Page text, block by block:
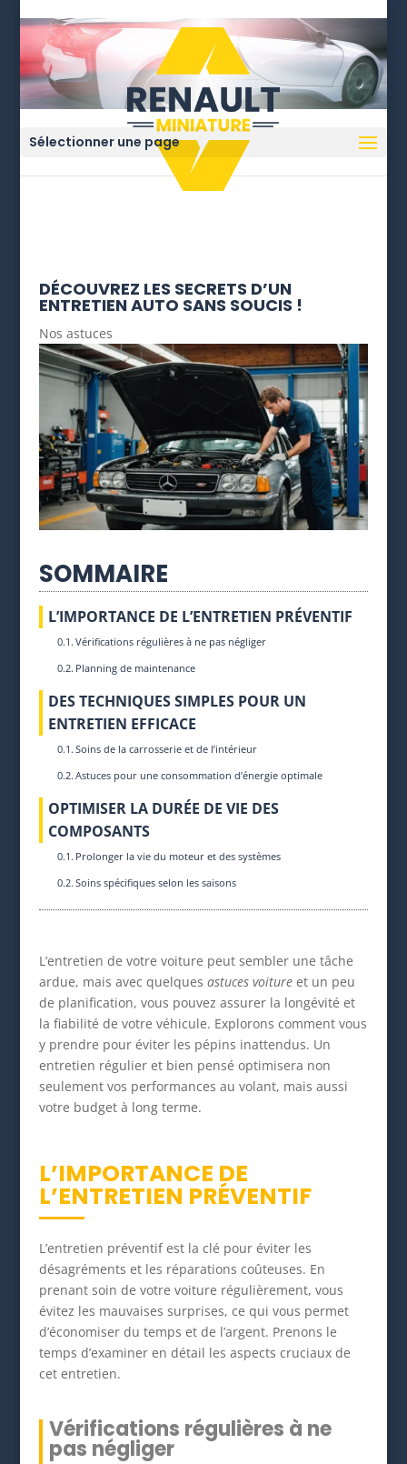
Sélectionner une page
DÉCOUVREZ LES SECRETS D’UN
ENTRETIEN AUTO SANS SOUCIS !
Nos astuces
SOMMAIRE
L’IMPORTANCE DE L’ENTRETIEN PRÉVENTIF
Vérifications régulières à ne pas négliger
Planning de maintenance
DES TECHNIQUES SIMPLES POUR UN
ENTRETIEN EFFICACE
Soins de la carrosserie et de l’intérieur
Astuces pour une consommation d’énergie optimale
OPTIMISER LA DURÉE DE VIE DES
COMPOSANTS
Prolonger la vie du moteur et des systèmes
Soins spécifiques selon les saisons
L’entretien de votre voiture peut sembler une tâche
ardue, mais avec quelques astuces voitureet un peu
de planification, vous pouvez assurer la longévité et
la fiabilité de votre véhicule. Explorons comment vous
y prendre pour éviter les pépins inattendus. Un
entretien régulier et bien pensé optimisera non
seulement vos performances au volant, mais aussi
votre budget à long terme.
L’IMPORTANCE DE
L’ENTRETIEN PRÉVENTIF
L’entretien préventif est la clé pour éviter les
désagréments et les réparations coûteuses. En
prenant soin de votre voiture régulièrement, vous
évitez les mauvaises surprises, ce qui vous permet
d’économiser du temps et de l’argent. Prenons le
temps d’examiner en détail les aspects cruciaux de
cet entretien.
Vérifications régulières à ne
pas négliger